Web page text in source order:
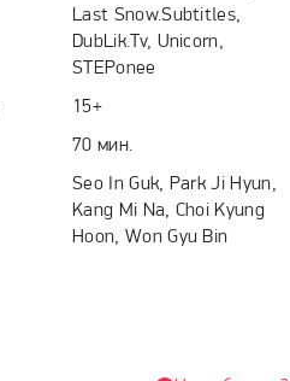
Last Snow.Subtitles,
DubLik.Tv, Unicorn,
STEPonee
15+
70 мин.
Seo In Guk, Park Ji Hyun,
Kang Mi Na, Choi Kyung
Hoon, Won Gyu Bin